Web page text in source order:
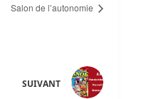
Salon de l’autonomie
SUIVANT